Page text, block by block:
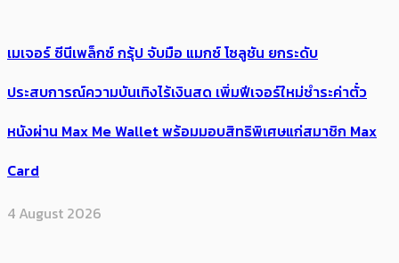
เมเจอร์ ซีนีเพล็กซ์ กรุ้ป จับมือ แมกซ์ โซลูชัน ยกระดับ
ประสบการณ์ความบันเทิงไร้เงินสด เพิ่มฟีเจอร์ใหม่ชำระค่าตั๋ว
หนังผ่าน Max Me Wallet พร้อมมอบสิทธิพิเศษแก่สมาชิก Max
Card
4 August 2026